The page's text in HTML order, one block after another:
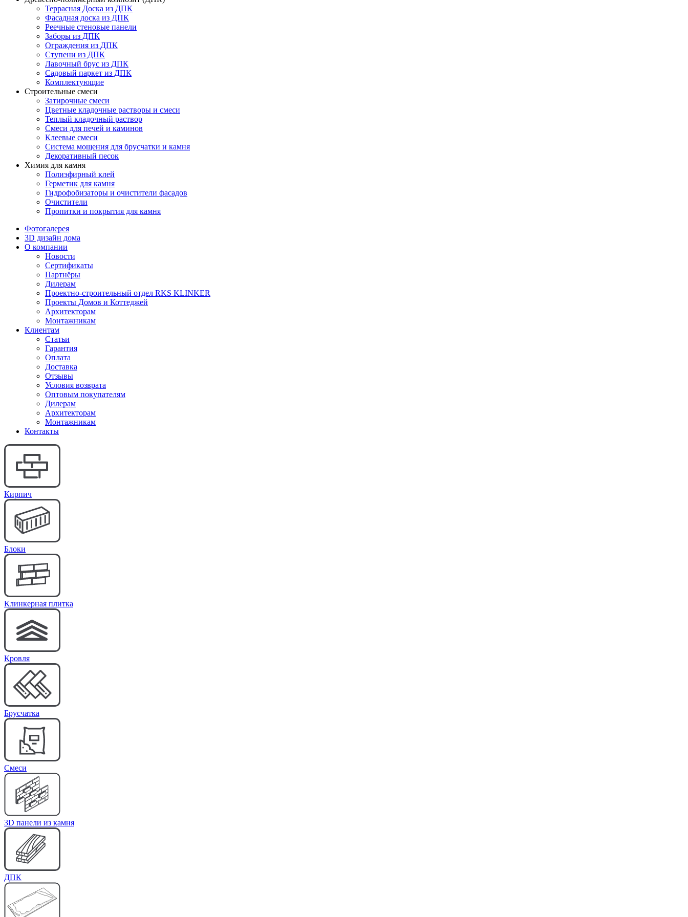
Террасная Доска из ДПК
Фасадная доска из ДПК
Реечные стеновые панели
Заборы из ДПК
Ограждения из ДПК
Ступени из ДПК
Лавочный брус из ДПК
Садовый паркет из ДПК
Комплектующие
Строительные смеси
Затирочные смеси
Цветные кладочные растворы и смеси
Теплый кладочный раствор
Смеси для печей и каминов
Клеевые смеси
Система мощения для брусчатки и камня
Декоративный песок
Химия для камня
Полиэфирный клей
Герметик для камня
Гидрофобизаторы и очистители фасадов
Очистители
Пропитки и покрытия для камня
Фотогалерея
3D дизайн дома
О компании
Новости
Сертификаты
Партнёры
Дилерам
Проектно-строительный отдел RKS KLINKER
Проекты Домов и Коттеджей
Архитекторам
Монтажникам
Клиентам
Статьи
Гарантия
Оплата
Доставка
Отзывы
Условия возврата
Оптовым покупателям
Дилерам
Архитекторам
Монтажникам
Контакты
Кирпич
Блоки
Клинкерная плитка
Кровля
Брусчатка
Cмеси
3D панели из камня
ДПК